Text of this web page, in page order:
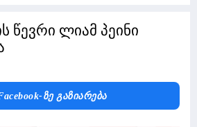
წევრი ლიამ პეინი
Ზე Გაზიარება